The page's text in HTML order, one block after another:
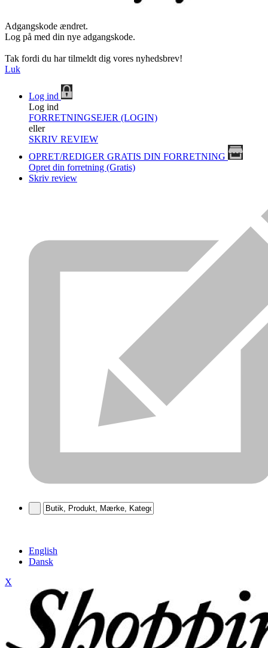
Adgangskode ændret.
Log på med din nye adgangskode.
Tak fordi du har tilmeldt dig vores nyhedsbrev!
Luk
Log ind
Log ind
FORRETNINGSEJER (LOGIN)
eller
SKRIV REVIEW
OPRET/REDIGER GRATIS DIN FORRETNING
Opret din forretning (Gratis)
Skriv review
English
Dansk
X